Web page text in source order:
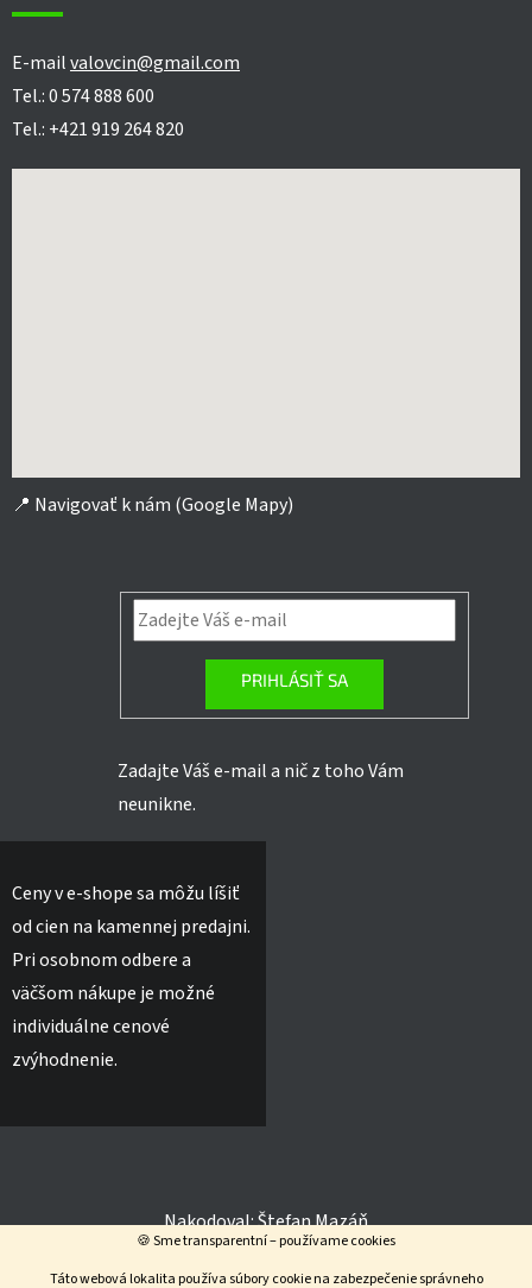
🍪 Sme transparentní – používame cookies
Táto webová lokalita používa súbory cookie na zabezpečenie správneho
E-mailvalovcin@gmail.com
Tel.: 0 574 888 600
Tel.: +421 919 264 820
📍 Navigovať k nám (Google Mapy)
PRIHLÁSIŤ SA
Zadajte Váš e-mail a nič z toho Vám
neunikne.
Ceny v e-shope sa môžu líšiť
od cien na kamennej predajni.
Pri osobnom odbere a
väčšom nákupe je možné
individuálne cenové
zvýhodnenie.
Nakodoval:Štefan Mazáň